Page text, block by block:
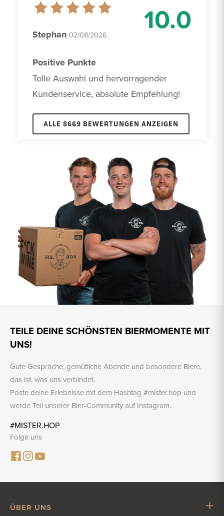
10.0
Stephan 02/08/2026
Positive Punkte
Tolle Auswahl und hervorragender
Kundenservice, absolute Empfehlung!
ALLE 8669 BEWERTUNGEN ANZEIGEN
TEILE DEINE SCHÖNSTEN BIERMOMENTE MIT
UNS!
Gute Gespräche, gemütliche Abende und besondere Biere,
das ist, was uns verbindet.
Poste deine Erlebnisse mit dem Hashtag #mister.hop und
werde Teil unserer Bier-Community auf Instagram.
#MISTER.HOP
Folge uns
ÜBER UNS